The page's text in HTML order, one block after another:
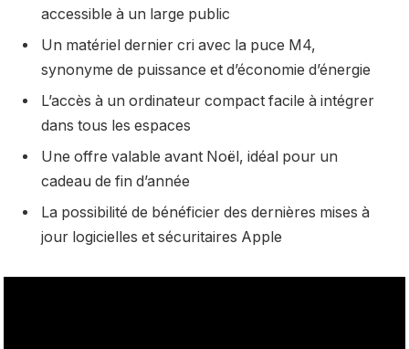
accessible à un large public
Un matériel dernier cri avec la puce M4,
synonyme de puissance et d’économie d’énergie
L’accès à un ordinateur compact facile à intégrer
dans tous les espaces
Une offre valable avant Noël, idéal pour un
cadeau de fin d’année
La possibilité de bénéficier des dernières mises à
jour logicielles et sécuritaires Apple